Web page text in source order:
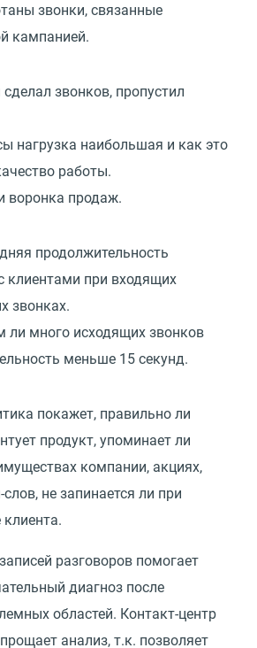
звонки, связанные
кампанией.
звонков, пропустил
нагрузка наибольшая и как это
работы.
воронка продаж.
продолжительность
клиентами при входящих
звонках.
ли много исходящих звонков
меньше 15 секунд.
покажет, правильно ли
продукт, упоминает ли
компании, акциях,
слов, не запинается ли при
разговоров помогает
диагноз после
областей. Контакт-центр
анализ, т.к. позволяет